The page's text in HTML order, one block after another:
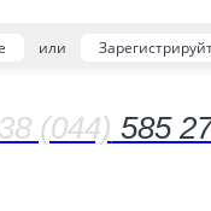
или
(044) 585